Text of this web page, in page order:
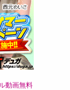
動画無料